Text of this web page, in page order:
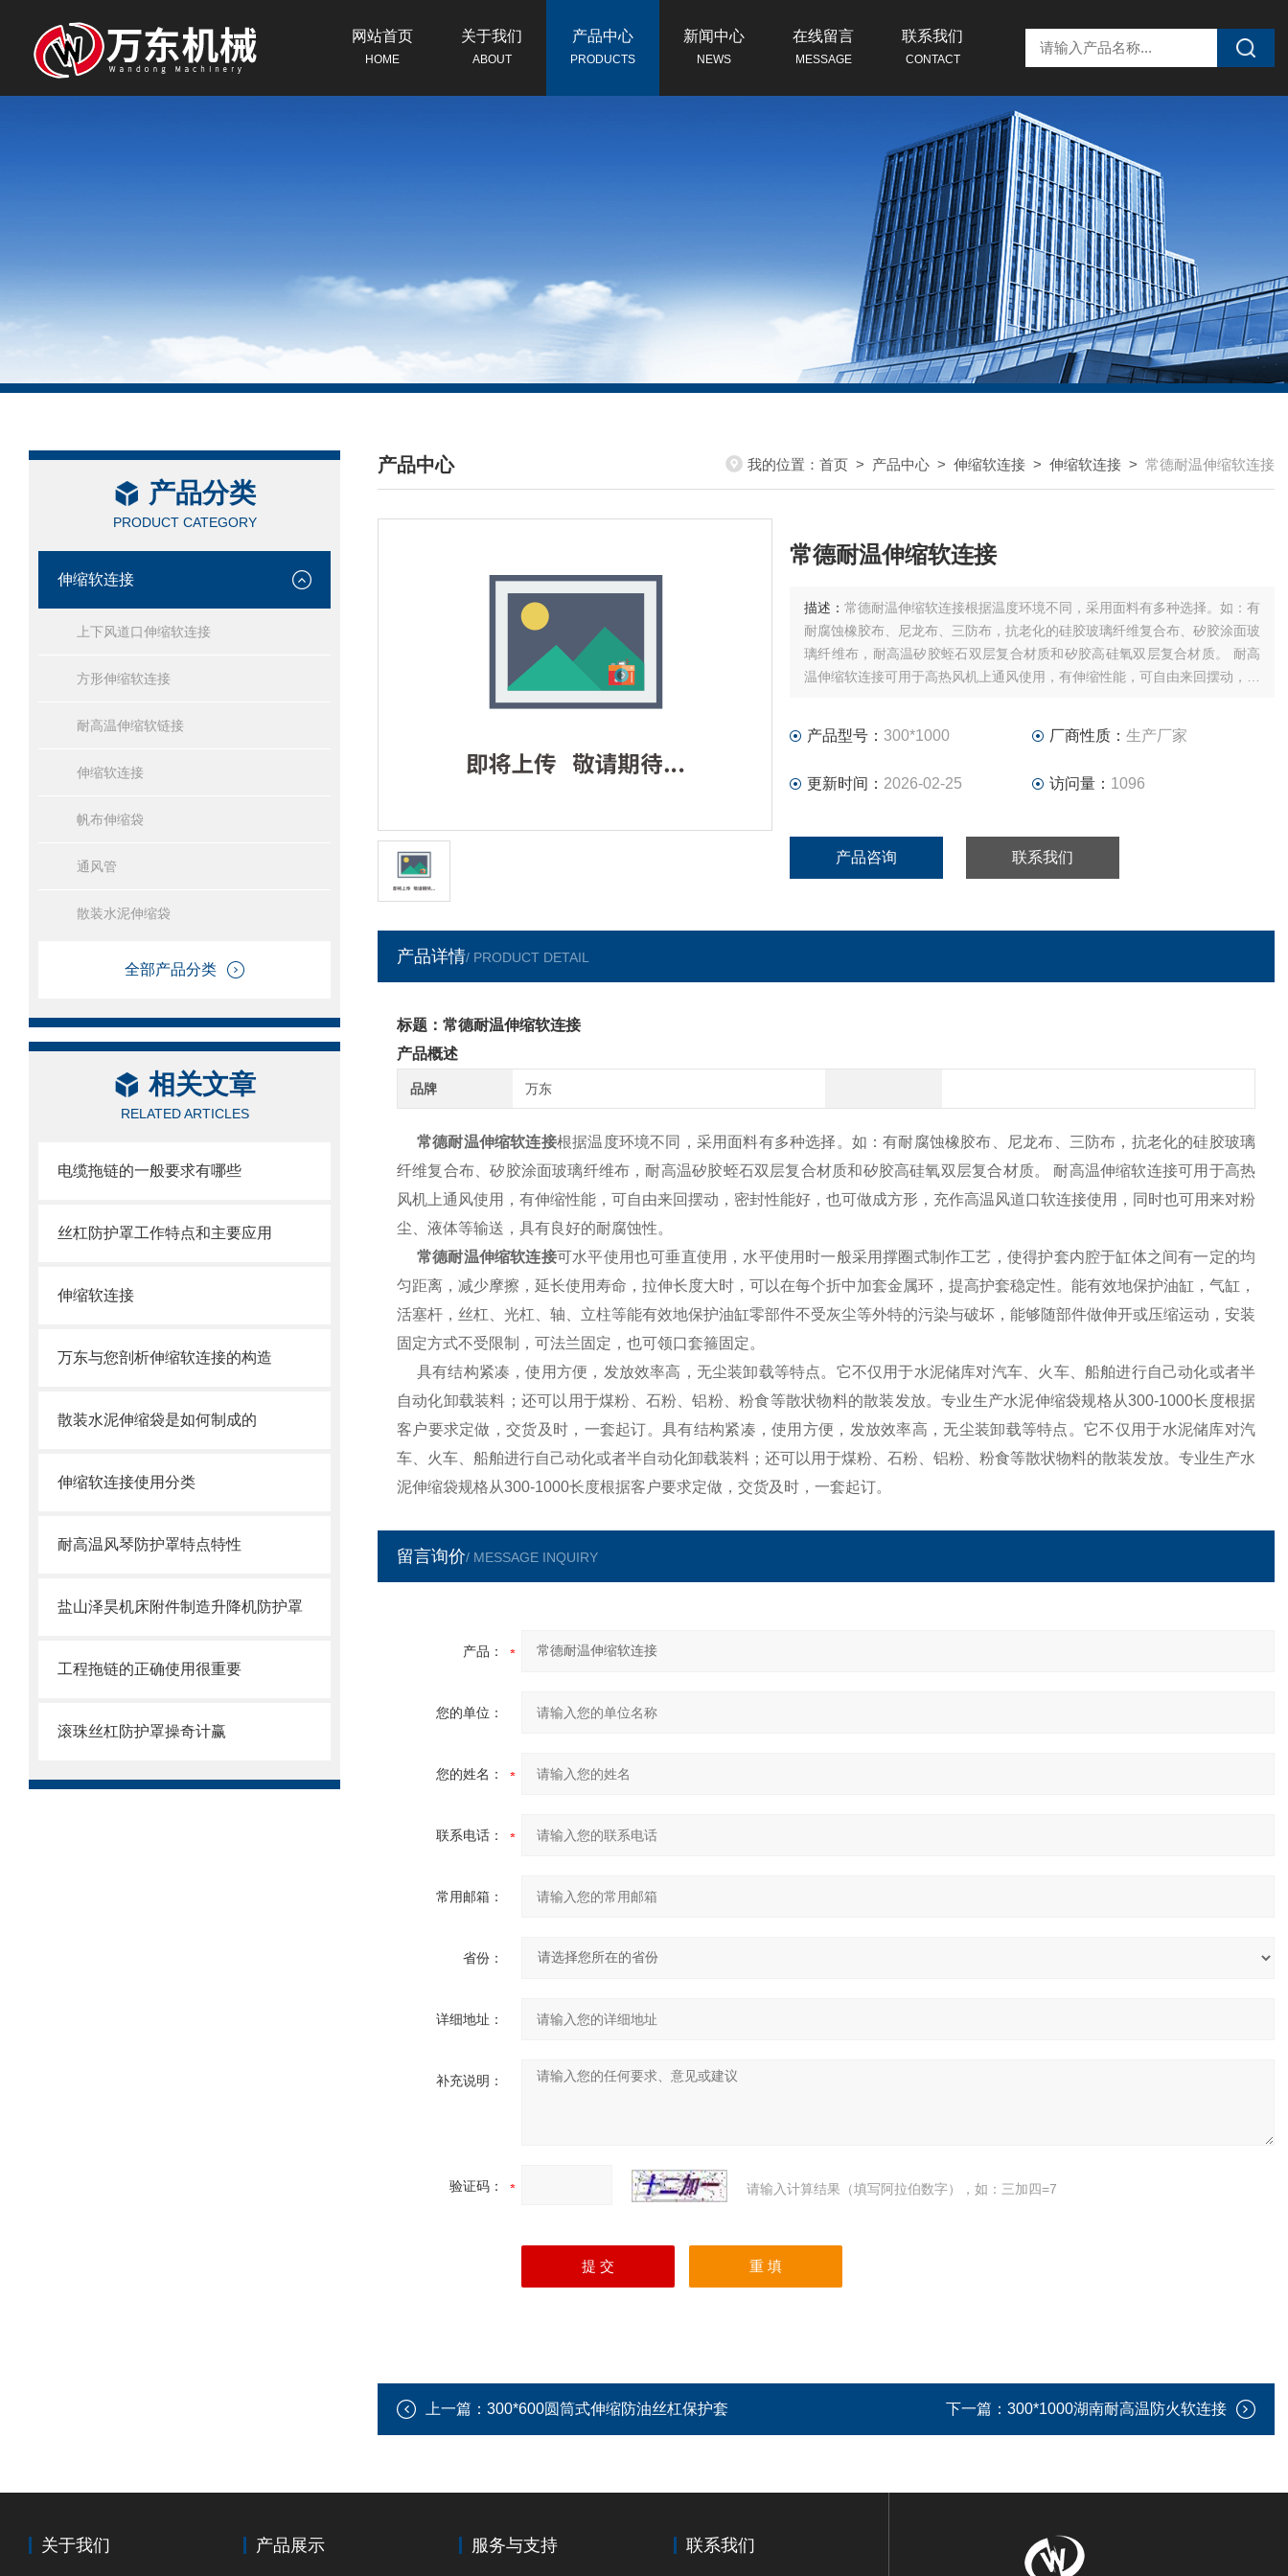
网站首页
HOME
关于我们
ABOUT
产品中心
PRODUCTS
新闻中心
NEWS
在线留言
MESSAGE
联系我们
CONTACT
产品分类
PRODUCT CATEGORY
伸缩软连接
上下风道口伸缩软连接
方形伸缩软连接
耐高温伸缩软链接
伸缩软连接
帆布伸缩袋
通风管
散装水泥伸缩袋
全部产品分类
相关文章
RELATED ARTICLES
电缆拖链的一般要求有哪些
丝杠防护罩工作特点和主要应用
伸缩软连接
万东与您剖析伸缩软连接的构造
散装水泥伸缩袋是如何制成的
伸缩软连接使用分类
耐高温风琴防护罩特点特性
盐山泽昊机床附件制造升降机防护罩
工程拖链的正确使用很重要
滚珠丝杠防护罩操奇计赢
产品中心
/ PRODUCTS CENTER
我的位置： 首页 > 产品中心 > 伸缩软连接 > 伸缩软连接 > 常德耐温伸缩软连接
常德耐温伸缩软连接
描述： 常德耐温伸缩软连接根据温度环境不同，采用面料有多种选择。如：有
耐腐蚀橡胶布、尼龙布、三防布，抗老化的硅胶玻璃纤维复合布、矽胶涂面玻
璃纤维布，耐高温矽胶蛭石双层复合材质和矽胶高硅氧双层复合材质。 耐高
温伸缩软连接可用于高热风机上通风使用，有伸缩性能，可自由来回摆动，密
产品型号： 300*1000 厂商性质： 生产厂家
更新时间： 2026-02-25 访问量： 1096
产品咨询 联系我们
产品详情/ PRODUCT DETAIL
标题：常德耐温伸缩软连接
产品概述
品牌 万东
常德耐温伸缩软连接根据温度环境不同，采用面料有多种选择。如：有耐腐蚀橡胶布、尼龙布、三防布，抗老化的硅胶玻璃
纤维复合布、矽胶涂面玻璃纤维布，耐高温矽胶蛭石双层复合材质和矽胶高硅氧双层复合材质。 耐高温伸缩软连接可用于高热
风机上通风使用，有伸缩性能，可自由来回摆动，密封性能好，也可做成方形，充作高温风道口软连接使用，同时也可用来对粉
尘、液体等输送，具有良好的耐腐蚀性。
常德耐温伸缩软连接可水平使用也可垂直使用，水平使用时一般采用撑圈式制作工艺，使得护套内腔于缸体之间有一定的均
匀距离，减少摩擦，延长使用寿命，拉伸长度大时，可以在每个折中加套金属环，提高护套稳定性。能有效地保护油缸，气缸，
活塞杆，丝杠、光杠、轴、立柱等能有效地保护油缸零部件不受灰尘等外特的污染与破坏，能够随部件做伸开或压缩运动，安装
固定方式不受限制，可法兰固定，也可领口套箍固定。
具有结构紧凑，使用方便，发放效率高，无尘装卸载等特点。它不仅用于水泥储库对汽车、火车、船舶进行自己动化或者半
自动化卸载装料；还可以用于煤粉、石粉、铝粉、粉食等散状物料的散装发放。专业生产水泥伸缩袋规格从300-1000长度根据
客户要求定做，交货及时，一套起订。具有结构紧凑，使用方便，发放效率高，无尘装卸载等特点。它不仅用于水泥储库对汽
车、火车、船舶进行自己动化或者半自动化卸载装料；还可以用于煤粉、石粉、铝粉、粉食等散状物料的散装发放。专业生产水
泥伸缩袋规格从300-1000长度根据客户要求定做，交货及时，一套起订。
留言询价/ MESSAGE INQUIRY
产品：
您的单位：
您的姓名：
联系电话：
常用邮箱：
省份：
详细地址：
补充说明：
验证码： 请输入计算结果（填写阿拉伯数字），如：三加四=7
上一篇： 300*600圆筒式伸缩防油丝杠保护套 下一篇： 300*1000湖南耐高温防火软连接
关于我们 产品展示 服务与支持 联系我们